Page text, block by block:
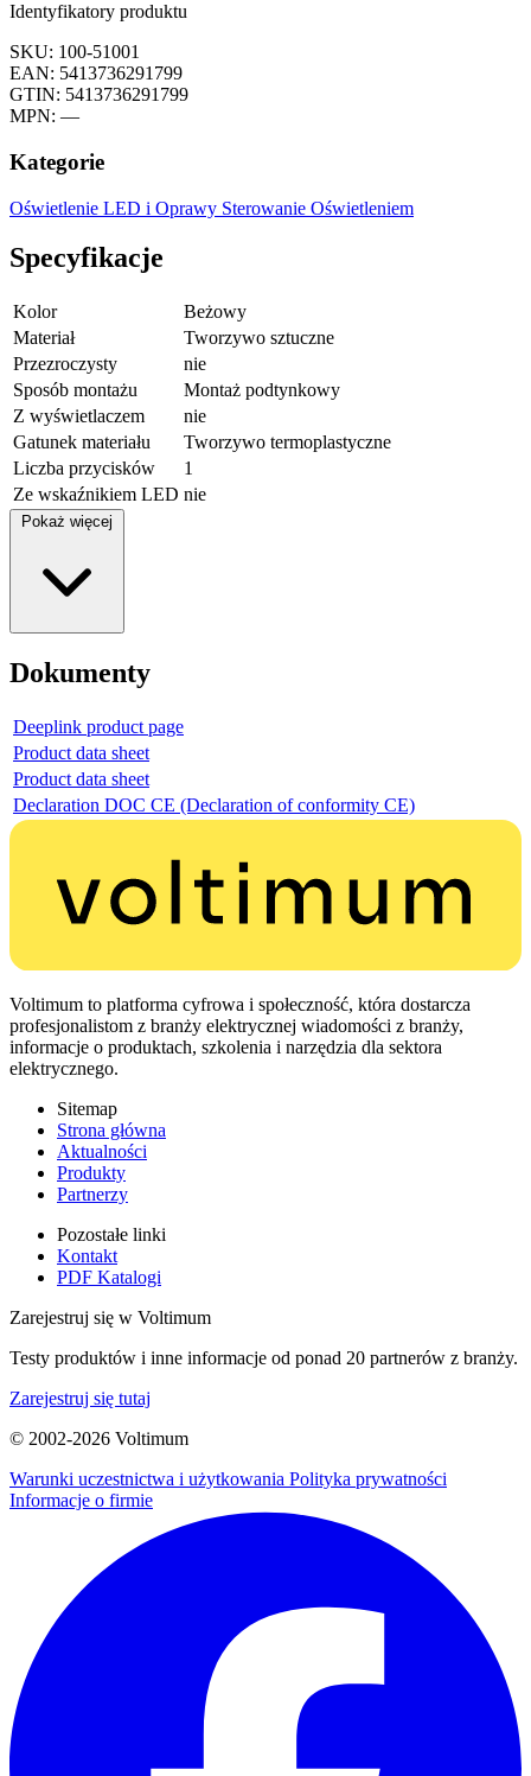
Identyfikatory produktu
SKU: 100-51001
EAN: 5413736291799
GTIN: 5413736291799
MPN: —
Kategorie
Oświetlenie LED i Oprawy Sterowanie Oświetleniem
Specyfikacje
Kolor
Beżowy
Materiał
Tworzywo sztuczne
Przezroczysty
nie
Sposób montażu
Montaż podtynkowy
Z wyświetlaczem
nie
Gatunek materiału
Tworzywo termoplastyczne
Liczba przycisków
1
Ze wskaźnikiem LED nie
Pokaż więcej
Dokumenty
Deeplink product page
Product data sheet
Product data sheet
Declaration DOC CE (Declaration of conformity CE)
Voltimum to platforma cyfrowa i społeczność, która dostarcza
profesjonalistom z branży elektrycznej wiadomości z branży,
informacje o produktach, szkolenia i narzędzia dla sektora
elektrycznego.
Sitemap
Strona główna
Aktualności
Produkty
Partnerzy
Pozostałe linki
Kontakt
PDF Katalogi
Zarejestruj się w Voltimum
Testy produktów i inne informacje od ponad 20 partnerów z branży.
Zarejestruj się tutaj
© 2002-2026 Voltimum
Warunki uczestnictwa i użytkowania Polityka prywatności
Informacje o firmie